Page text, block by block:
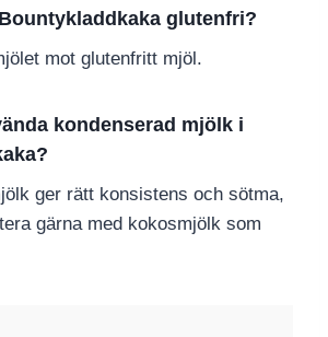
glutenfri?
mot glutenfritt mjöl.
kondenserad mjölk i
ger rätt konsistens och sötma,
gärna med kokosmjölk som